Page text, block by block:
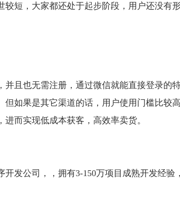
短，大家都还处于起步阶段，用户还没有
且也无需注册，通过微信就能直接登录
如果是其它渠道的话，用户使用门槛比较
而实现低成本获客，高效率卖货。
开发公司，，拥有3-150万项目成熟开发经